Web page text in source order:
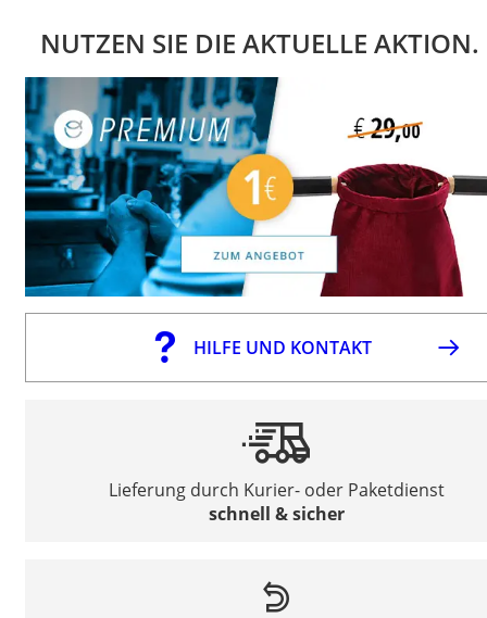
NUTZEN SIE DIE AKTUELLE AKTION.
HILFE UND KONTAKT
Lieferung durch Kurier- oder Paketdienst
schnell & sicher